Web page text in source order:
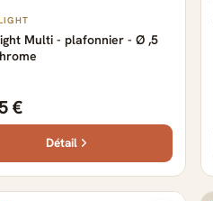
Multi - plafonnier - Ø ,5
€
Détail